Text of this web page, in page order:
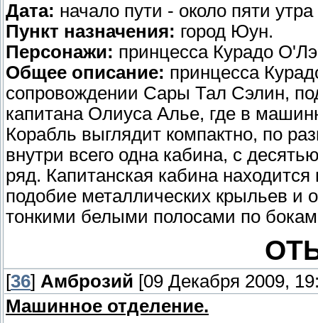
Дата: начало пути - около пяти
Пункт назначения: город Юун.
Персонажи: принцесса Курадо
Общее описание: принцесса
сопровождении Сары Тал Сэлин,
капитана Олиуса Алье, где в
Корабль выглядит компактно, по
внутри всего одна кабина, с
ряд. Капитанская кабина
подобие металлических крыльев и
тонкими белыми полосами по
[36] Амброзий [09 Декабря 2009,
Машинное отделение.